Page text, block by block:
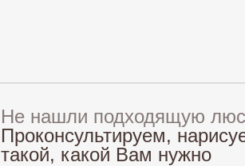
Не нашли подходящую
Проконсультируем,
такой, какой Вам нужно